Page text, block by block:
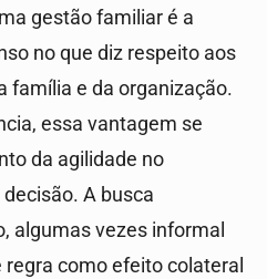
gestão familiar é a
no que diz respeito aos
família e da organização.
essa vantagem se
da agilidade no
A busca
algumas vezes informal
como efeito colateral